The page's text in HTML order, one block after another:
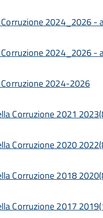
2024_2026
2024_2026
2024-2026
Corruzione 2021 2023(
Corruzione 2020 2022(
Corruzione 2018 2020(
Corruzione 2017 2019(